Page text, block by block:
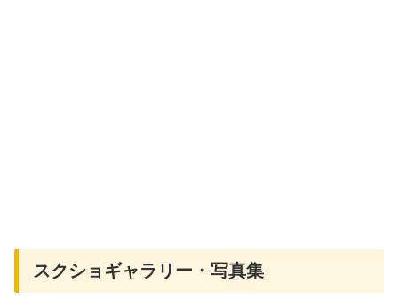
スクショギャラリー・写真集